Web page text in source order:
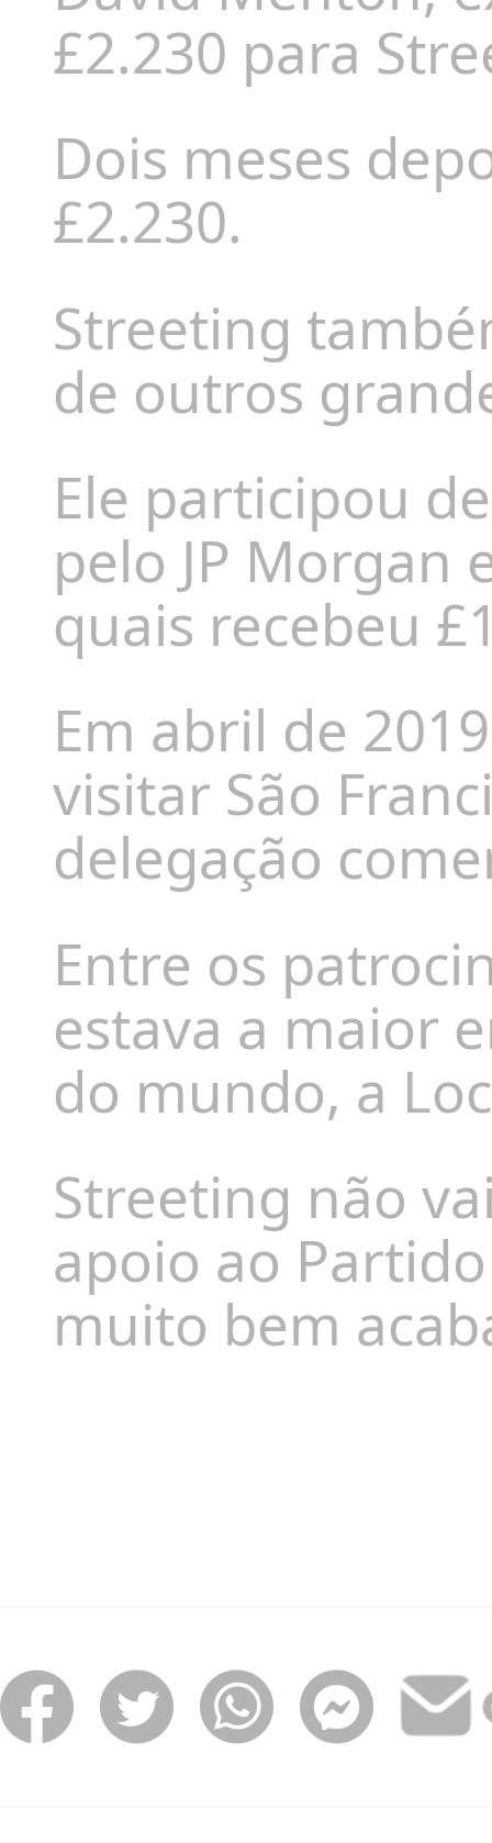
£2.230 para
Dois meses
£2.230.
Streeting
de outros
Ele participou
pelo JP Morgan
quais recebeu
Em abril de
visitar São
delegação
Entre os
estava a maior
do mundo, a
Streeting não
apoio ao
muito bem